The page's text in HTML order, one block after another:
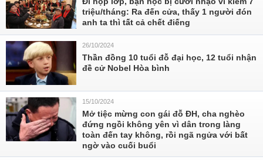
triệu/tháng: Ra đến cửa, thấy 1 người đón
anh ta thì tất cả chết điếng
26/10/2024
Thần đồng 10 tuổi đỗ đại học, 12 tuổi nhận
đề cử Nobel Hòa bình
15/10/2024
Mở tiệc mừng con gái đỗ ĐH, cha nghèo
đứng ngồi không yên vì dân trong làng
toàn đến tay không, rồi ngã ngửa với bất
ngờ vào cuối buổi